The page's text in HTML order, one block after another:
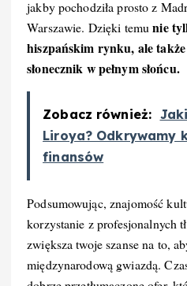
jakby pochodziła prosto z
Warszawie. Dzięki temunie
hiszpańskim rynku, ale
słonecznik w pełnym słońcu.
Zobacz również:
Liroya? Odkrywamy
finansów
Podsumowując, znajomość
korzystanie z profesjonalnych
zwiększa twoje szanse na to,
międzynarodową gwiazdą.